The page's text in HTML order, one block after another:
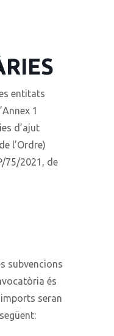
entitats
1
d’ajut
l’Ordre)
75/2021, de
subvencions
és
seran